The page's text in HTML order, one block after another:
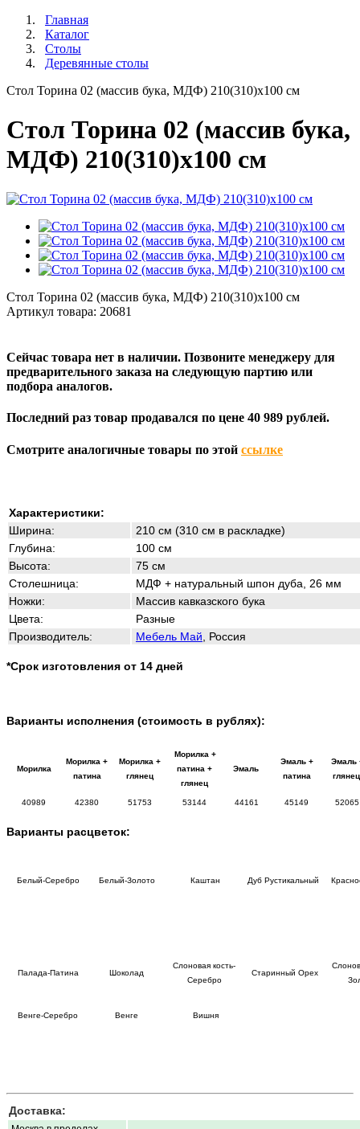
Главная
Каталог
Столы
Деревянные столы
Стол Торина 02 (массив бука, МДФ) 210(310)х100 см
Стол Торина 02 (массив бука,
МДФ) 210(310)х100 см
Стол Торина 02 (массив бука, МДФ) 210(310)х100 см
Артикул товара: 20681
Сейчас товара нет в наличии. Позвоните менеджеру для
предварительного заказа на следующую партию или
подбора аналогов.
Последний раз товар продавался по цене 40 989 рублей.
Смотрите аналогичные товары по этой ссылке
Характеристики:
Ширина:
210 см (310 см в раскладке)
Глубина:
100 см
Высота:
75 см
Столешница:
МДФ + натуральный шпон дуба, 26 мм
Ножки:
Массив кавказского бука
Цвета:
Разные
Производитель:
Мебель Май , Россия
*Срок изготовления от 14 дней
Варианты исполнения (стоимость в рублях):
Морилка
Морилка +
патина
Морилка +
глянец
Морилка +
патина +
глянец
Эмаль
Эмаль +
патина
Эмаль
40989 42380 51753 53144 44161 45149 52065
Варианты расцветок:
Белый-Серебро Белый-Золото Каштан Дуб Рустикальный
Палада-Патина Шоколад
Слоновая кость-
Серебро
Старинный Орех
Венге-Серебро Венге Вишня
Доставка: